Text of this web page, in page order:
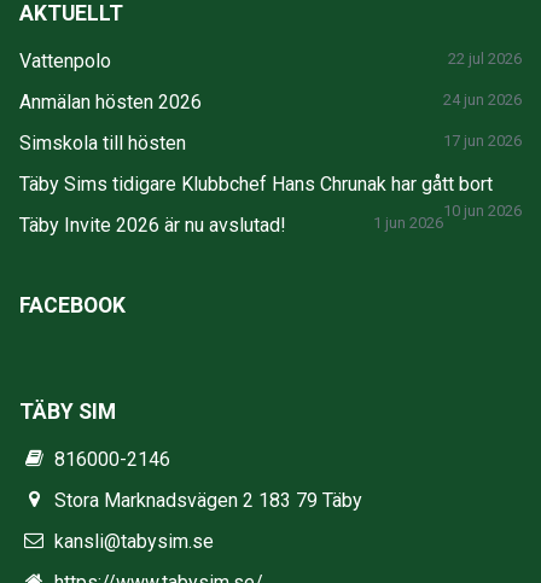
AKTUELLT
Vattenpolo 22 jul 2026
Anmälan hösten 2026 24 jun 2026
Simskola till hösten 17 jun 2026
Täby Sims tidigare Klubbchef Hans Chrunak har gått bort
10 jun 2026
Täby Invite 2026 är nu avslutad! 1 jun 2026
FACEBOOK
TÄBY SIM
816000-2146
Stora Marknadsvägen 2 183 79 Täby
kansli@tabysim.se